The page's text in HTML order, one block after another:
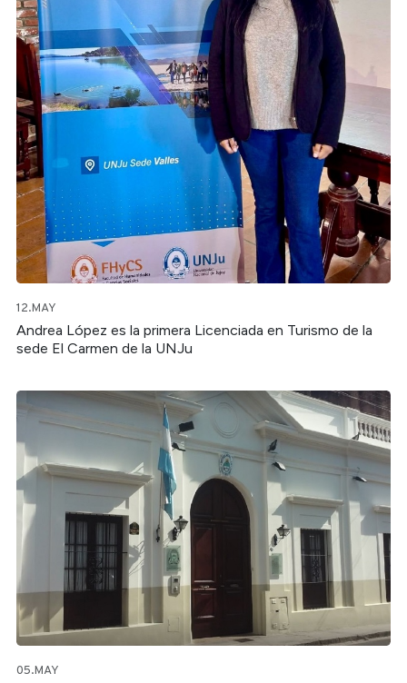
12.MAY
Andrea López es la primera Licenciada en Turismo de la
sede El Carmen de la UNJu
05.MAY